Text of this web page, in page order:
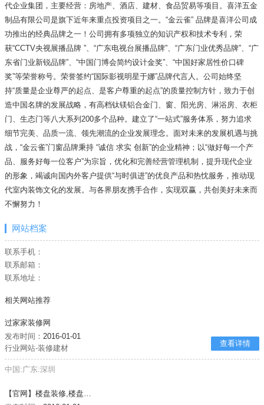
代企业集团，主要经营：房地产、酒店、建材、食品贸易等项目。喜洋五金
制品有限公司是旗下近年来重点投资项目之一。“金云雀” 品牌是喜洋公司成
功推出的经典品牌之一！公司拥有多项独立的知识产权和技术专利，荣
获“CCTV央视展播品牌 ”、“广东电视台展播品牌”、“广东门业优秀品牌”、“广
东省门业新锐品牌”、“中国门博会简约设计金奖”、“中国好家居性价口碑
奖”等荣誉称号。荣誉签约“国际影视明星于娜”品牌代言人。公司始终坚
持“质量是企业尊严的起点、是客户尊重的起点”的质量控制方针，致力于创
造中国名牌的发展战略，有高档钛镁铝合金门、窗、阳光房、淋浴房、衣柜
门、生态门等八大系列200多个品种。建立了“一站式”服务体系，努力追求
细节完美、品质一流、领先潮流的企业发展理念。面对未来的发展机遇与挑
战，“金云雀”门窗品牌秉持 “诚信 求实 创新”的企业精神；以“做好每一个产
品、服务好每一位客户”为宗旨，优化和完善经营管理机制，提升现代企业
的形象，竭诚向国内外客户提供“与时俱进”的优良产品和热忱服务，推动现
代室内装饰文化的发展。与各界朋友携手合作，实现双赢，共创美好未来而
不懈努力！
网站档案
联系手机：
联系邮箱：
联系地址：
相关网站推荐
过家家装修网
发布时间： 2016-01-01
行业网站-装修建材
查看详情
中国:广东:深圳
【官网】楼盘装修,楼盘精装修,精装房装修